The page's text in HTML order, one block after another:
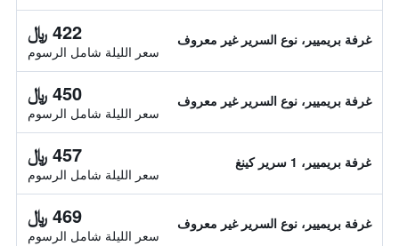
غرفة بريميير، نوع السرير غير معروف 422 ﷼
سعر الليلة شامل الرسوم
غرفة بريميير، نوع السرير غير معروف 450 ﷼
سعر الليلة شامل الرسوم
غرفة بريميير، 1 سرير كينغ 457 ﷼
سعر الليلة شامل الرسوم
غرفة بريميير، نوع السرير غير معروف 469 ﷼
سعر الليلة شامل الرسوم